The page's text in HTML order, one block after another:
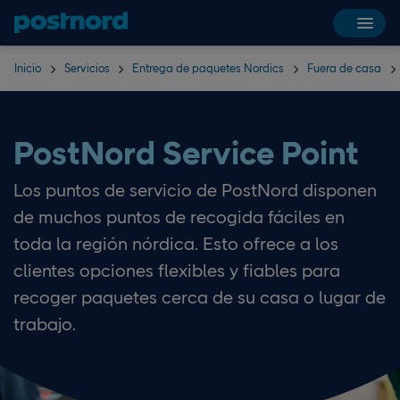
Hoppa över navigering och sök
Inicio Servicios Entrega de paquetes Nordics Fuera de casa
PostNord Service Point
Los puntos de servicio de PostNord disponen
de muchos puntos de recogida fáciles en
toda la región nórdica. Esto ofrece a los
clientes opciones flexibles y fiables para
recoger paquetes cerca de su casa o lugar de
trabajo.